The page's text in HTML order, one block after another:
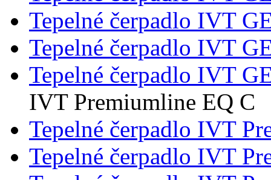
Tepelné čerpadlo IVT
Tepelné čerpadlo IVT
Tepelné čerpadlo IVT
IVT Premiumline EQ C
Tepelné čerpadlo IVT
Tepelné čerpadlo IVT